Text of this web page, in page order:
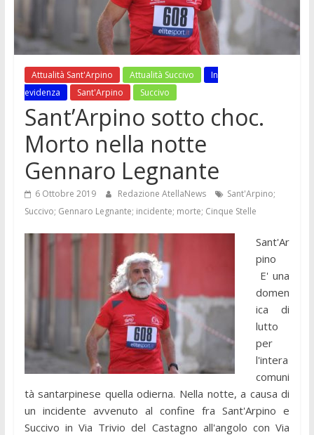
Attualità Sant'Arpino Attualità Succivo
In
evidenza
Sant'Arpino Succivo
Sant’Arpino sotto choc.
Morto nella notte
Gennaro Legnante
6 Ottobre 2019 Redazione AtellaNews
Sant'Arpino;
Succivo; Gennaro Legnante; incidente; morte; Cinque Stelle
Sant'Ar
pino
E' una
domen
ica di
lutto
per
l'intera
comuni
tà santarpinese quella odierna. Nella notte, a causa di
un incidente avvenuto al confine fra Sant'Arpino e
Succivo in Via Trivio del Castagno all'angolo con Via